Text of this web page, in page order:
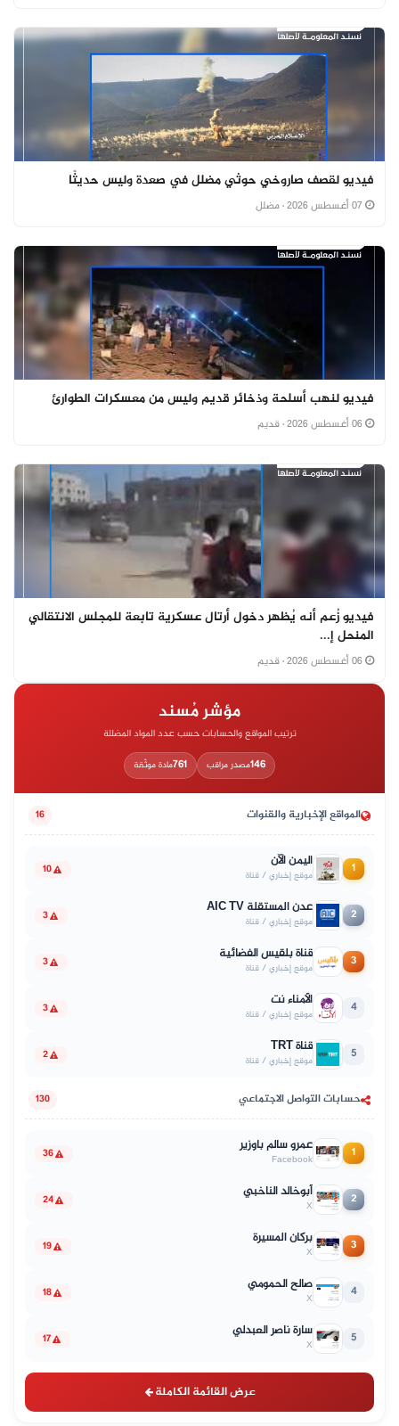
فيديو لقصف صاروخي حوثي مضلل في صعدة وليس حديثًا
· مضلل
فيديو لنهب أسلحة وذخائر قديم وليس من معسكرات الطوارئ
· قديم
فيديو زُعم أنه يُظهر دخول أرتال عسكرية تابعة للمجلس الانتقالي
المنحل إ...
· قديم
مؤشر مُسند
ترتيب المواقع والحسابات حسب عدد المواد المضللة
146مصدر مراقب 761مادة موثّقة
المواقع الإخبارية والقنوات 16
1 اليمن الآن
موقع إخباري / قناة 10
2 عدن المستقلة AIC TV
موقع إخباري / قناة 3
3 قناة بلقيس الفضائية
موقع إخباري / قناة 3
4 الأمناء نت
موقع إخباري / قناة 3
5 قناة TRT
موقع إخباري / قناة 2
حسابات التواصل الاجتماعي 130
1 عمرو سالم باوزير
Facebook
36
2 أبوخالد الناخبي
X
24
3 بركان المسيرة
X
19
4 صالح الحمومي
X
18
5 سارة ناصر العبدلي
X
17
عرض القائمة الكاملة